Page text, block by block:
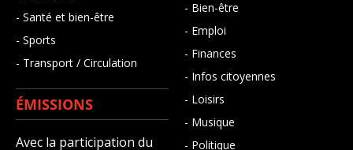
- Santé et bien-être
- Sports
- Transport / Circulation
ÉMISSIONS
Avec la participation du
- Bien-être
- Emploi
- Finances
- Infos citoyennes
- Loisirs
- Musique
- Politique